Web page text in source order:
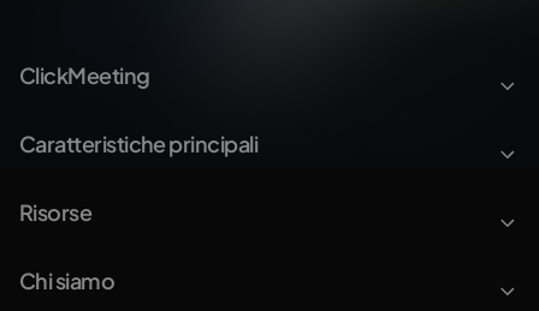
ClickMeeting
Caratteristiche principali
Risorse
Chi siamo